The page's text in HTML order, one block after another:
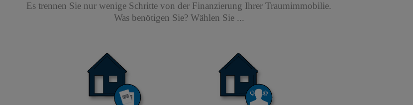
Es trennen Sie nur wenige Schritte von der Finanzierung Ihrer Traumimmobilie.
Was benötigen Sie? Wählen Sie ...